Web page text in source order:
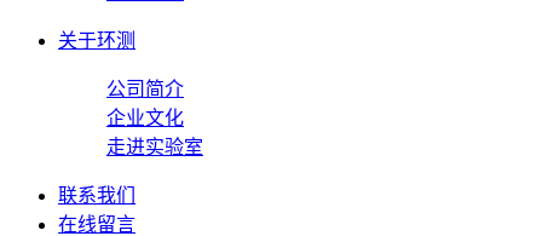
关于环测
公司简介
企业文化
走进实验室
联系我们
在线留言